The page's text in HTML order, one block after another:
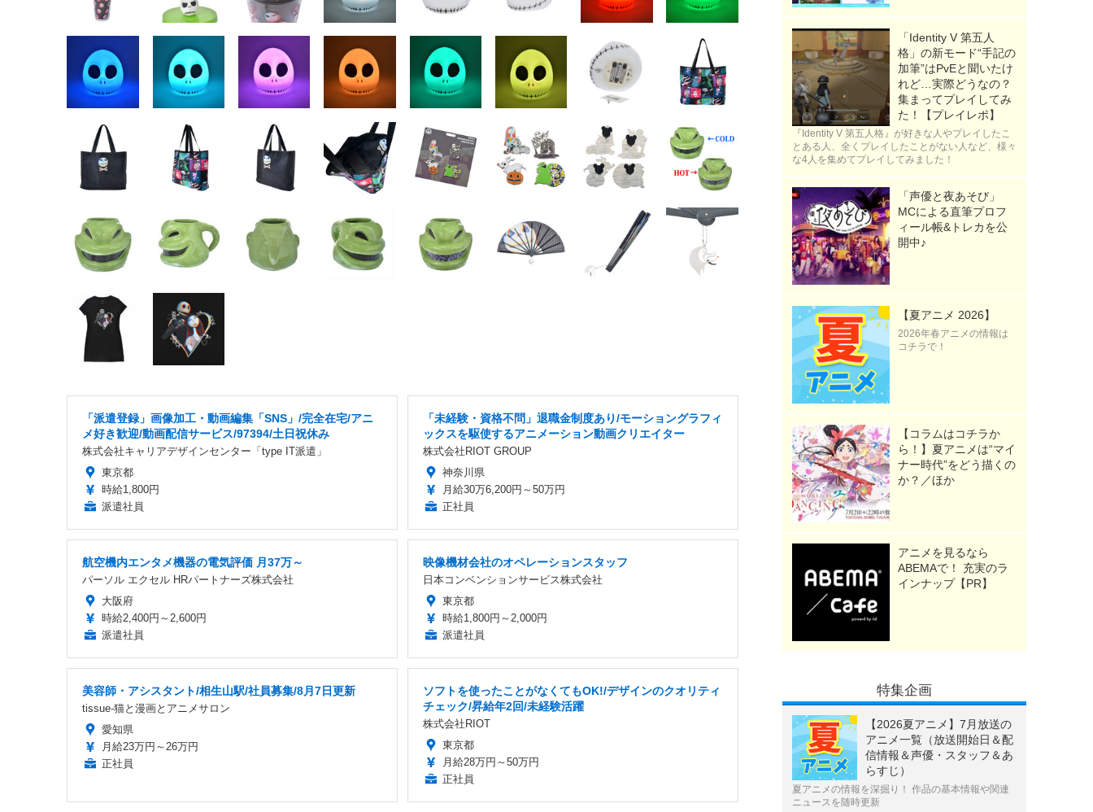
「派遣登録」画像加工・動画編集「SNS」/完全在宅/アニ
メ好き歓迎/動画配信サービス/97394/土日祝休み
株式会社キャリアデザインセンター「type IT派遣」
東京都
時給1,800円
派遣社員
「未経験・資格不問」退職金制度あり/モーショングラフィ
ックスを駆使するアニメーション動画クリエイター
株式会社RIOT GROUP
神奈川県
月給30万6,200円～50万円
正社員
航空機内エンタメ機器の電気評価 月37万～
パーソル エクセル HRパートナーズ株式会社
大阪府
時給2,400円～2,600円
派遣社員
映像機材会社のオペレーションスタッフ
日本コンベンションサービス株式会社
東京都
時給1,800円～2,000円
派遣社員
美容師・アシスタント/相生山駅/社員募集/8月7日更新
tissue-猫と漫画とアニメサロン
愛知県
月給23万円～26万円
正社員
ソフトを使ったことがなくてもOK!/デザインのクオリティ
チェック/昇給年2回/未経験活躍
株式会社RIOT
東京都
月給28万円～50万円
正社員
「Identity V 第五人
格」の新モード“手記の
加筆”はPvEと聞いたけ
れど…実際どうなの？
集まってプレイしてみ
た！【プレイレポ】
『Identity V 第五人格』が好きな人やプレイしたこ
とある人、全くプレイしたことがない人など、様々
な4人を集めてプレイしてみました！
「声優と夜あそび」
MCによる直筆プロフ
ィール帳&トレカを公
開中♪
【夏アニメ 2026】
2026年春アニメの情報は
コチラで！
【コラムはコチラか
ら！】夏アニメは“マイ
ナー時代”をどう描くの
か？／ほか
アニメを見るなら
ABEMAで！ 充実のラ
インナップ【PR】
特集企画
【2026夏アニメ】7月放送の
アニメ一覧（放送開始日＆配
信情報＆声優・スタッフ＆あ
らすじ）
夏アニメの情報を深掘り！ 作品の基本情報や関連
ニュースを随時更新